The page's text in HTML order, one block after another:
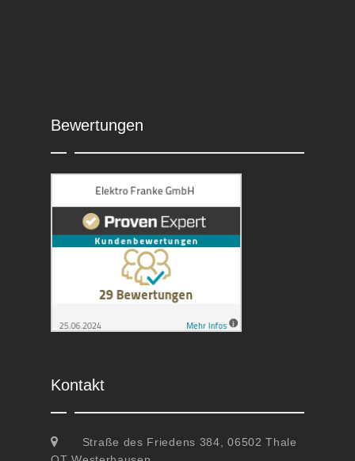
Bewertungen
Kontakt
Straße des Friedens 384, 06502 Thale